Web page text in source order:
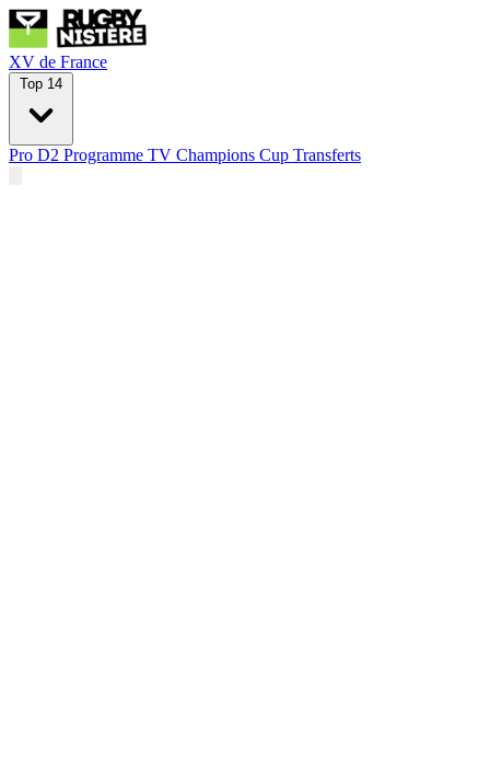
XV de France
Top 14
Pro D2 Programme TV Champions Cup Transferts